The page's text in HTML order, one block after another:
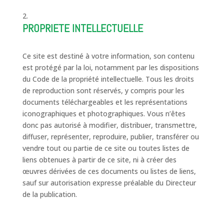
PROPRIETE INTELLECTUELLE
Ce site est destiné à votre information, son contenu
est protégé par la loi, notamment par les dispositions
du Code de la propriété intellectuelle. Tous les droits
de reproduction sont réservés, y compris pour les
documents téléchargeables et les représentations
iconographiques et photographiques. Vous n’êtes
donc pas autorisé à modifier, distribuer, transmettre,
diffuser, représenter, reproduire, publier, transférer ou
vendre tout ou partie de ce site ou toutes listes de
liens obtenues à partir de ce site, ni à créer des
œuvres dérivées de ces documents ou listes de liens,
sauf sur autorisation expresse préalable du Directeur
de la publication.